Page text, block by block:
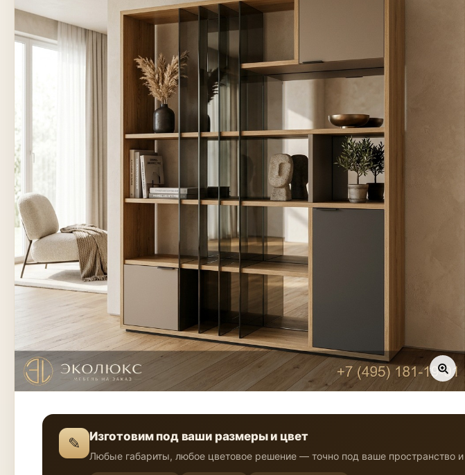
✎ Изготовим под ваши размеры и цвет
Любые габариты, любое цветовое решение — точно под ваше пространство и